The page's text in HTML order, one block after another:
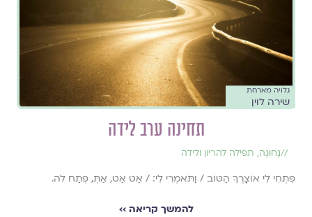
גלויה מארחת
שירה לוין
תחינה ערב לידה
//נָחוּגָה, תפילה להריון ולידה
פִּתְחִי לִי אוֹצָרְךָ הַטּוֹב / וַתֹּאמְרִי לִי: / אַט אַט, אַתְּ, פְּתַח לה.
להמשך קריאה ››